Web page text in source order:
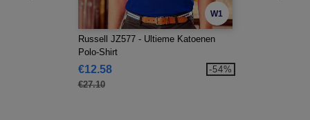
W1
Russell JZ577 - Ultieme Katoenen
Polo-Shirt
€12.58
€27.10
-54%